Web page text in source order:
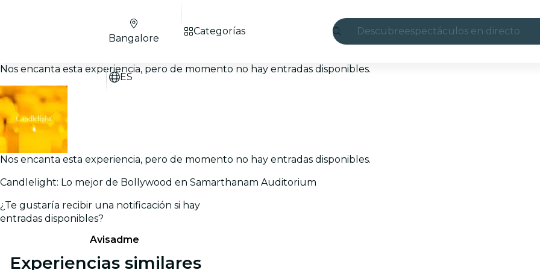
Descubreespectáculos en directo
Bangalore
ES
Categorías
Nos encanta esta experiencia, pero de momento no hay entradas disponibles.
Nos encanta esta experiencia, pero de momento no hay entradas disponibles.
Candlelight: Lo mejor de Bollywood en Samarthanam Auditorium
¿Te gustaría recibir una notificación si hay
entradas disponibles?
Avisadme
Experiencias similares